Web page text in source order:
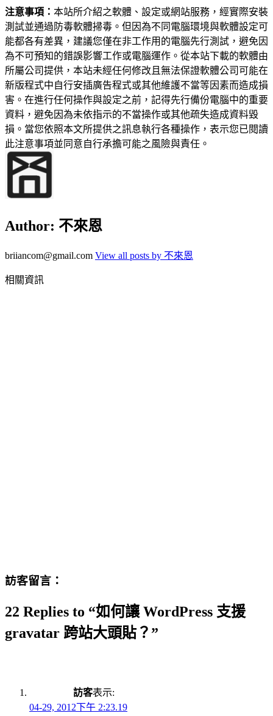
注意事項： 本站所介紹之軟體、設定或網站服務，經實際安裝
測試並通過防毒軟體掃毒。但因為不同電腦環境與軟體設定可
能都各有差異，建議您僅在非工作用的電腦先行測試，避免因
為不可預知的錯誤影響工作或電腦運作。從本站下載的軟體由
所屬公司提供，本站未經任何修改且無法保證軟體公司可能在
新版程式中自行安插廣告程式或其他維護不當等因素而造成損
害。在進行任何操作與設定之前，記得先行備份電腦中的重要
資料，避免因為未依指示的不當操作或其他疏失造成資料毀
損。當您依照本文所提供之訊息執行各種操作，表示您已閱讀
此注意事項並同意自行承擔可能之風險與責任。
Author: 不來恩
briiancom@gmail.com View all posts by 不來恩
相關資訊
訪客留言：
22 Replies to “如何讓 WordPress 支援
gravatar 跨站大頭貼？”
訪客表示:
04-29, 2012下午 2:23.19